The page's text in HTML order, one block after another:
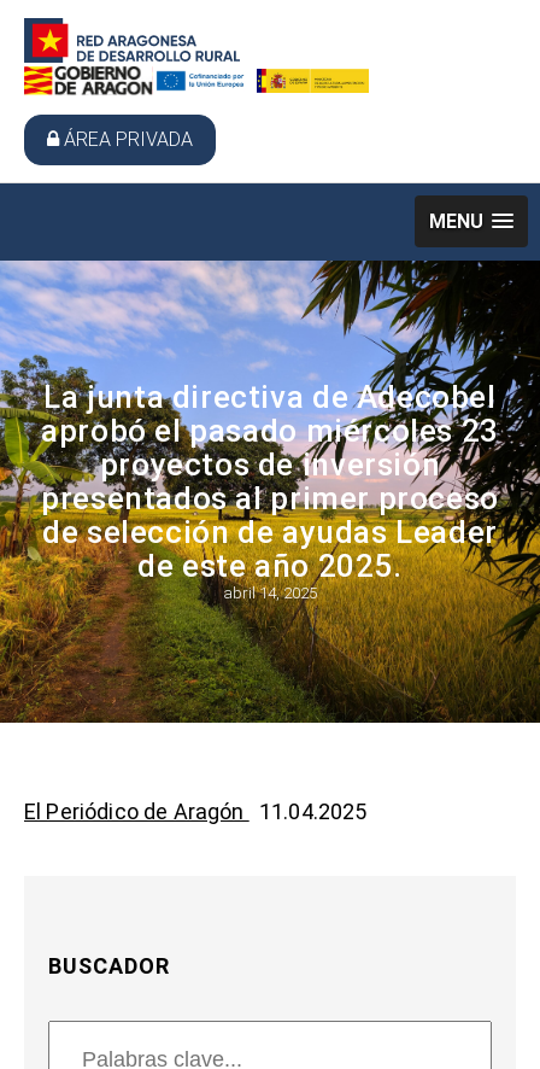
ÁREA PRIVADA
MENU
La junta directiva de Adecobel
aprobó el pasado miércoles 23
proyectos de inversión
presentados al primer proceso
de selección de ayudas Leader
de este año 2025.
abril 14, 2025
El Periódico de Aragón 11.04.2025
BUSCADOR